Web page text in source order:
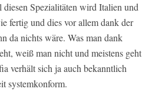
Spezialitäten wird Italien und
fertig und dies vor allem dank der
da nichts wäre. Was man dank
weiß man nicht und meistens geht
verhält sich ja auch bekanntlich
systemkonform.